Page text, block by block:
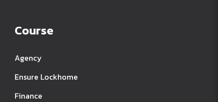
Course
Agency
Ensure Lockhome
Finance